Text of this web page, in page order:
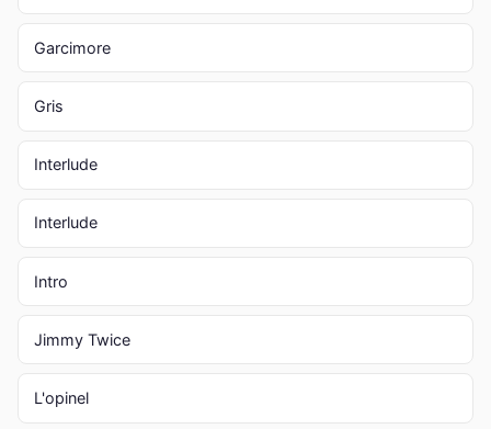
Garcimore
Gris
Interlude
Interlude
Intro
Jimmy Twice
L'opinel